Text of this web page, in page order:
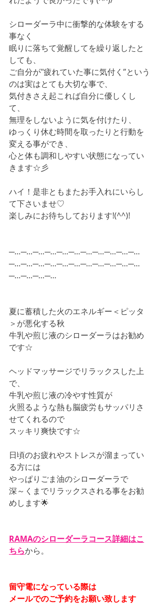
シローダーラ中に衝撃的な体験をする
事なく
眠りに落ちて覚醒してを繰り返したと
しても、
ご自分が"疲れていた事に気付く”という
のは実はとても大切な事で、
気付きさえ起これば自分に優しくし
て、
無理をしないように気を付けたり、
ゆっくり休む時間を取ったりと行動を
変える事ができ、
心と体も調和しやすい状態になってい
きます☆彡
ハイ！是非ともまたお手入れにいらし
て下さいませ♡
楽しみにお待ちしております!(^^)!
─…─…─…─…─…─…─…─…─…─…─…
─…─…─…─…─…─…─…─…─…─…─…
─…─…─…─…
夏に蓄積した火のエネルギー＜ピッタ
＞が悪化する秋
牛乳や煎じ液のシローダーラはお勧め
です☆
ヘッドマッサージでリラックスした上
で、
牛乳や煎じ液の冷やす性質が
火照るような熱も脳疲労もサッパリさ
せてくれるので
スッキリ爽快です☆
日頃のお疲れやストレスが溜まってい
る方には
やっぱりごま油のシローダーラで
深～くまでリラックスされる事をお勧
めします🌟
RAMAのシローダーラコース詳細はこ
ちらから。
留守電になっている際は
メールでのご予約をお願い致します